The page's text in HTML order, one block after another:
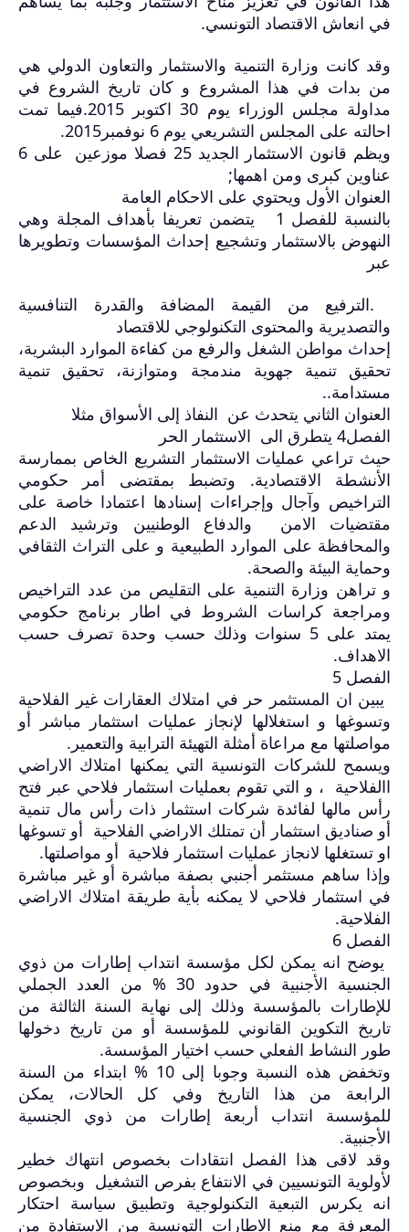
في انعاش الاقتصاد التونسي.
وقد كانت وزارة التنمية والاستثمار والتعاون الدولي هي
من بدات في هذا المشروع و كان تاريخ الشروع في
مداولة مجلس الوزراء يوم 30 اكتوبر 2015.فيما تمت
احالته على المجلس التشريعي يوم 6 نوفمبر2015
.
ويظم قانون الاستثمار الجديد 25 فصلا موزعين على 6
عناوين كبرى ومن اهمها;
العنوان الأول ويحتوي على الاحكام العامة
بالنسبة للفصل 1 يتضمن تعريفا بأهداف المجلة وهي
النهوض بالاستثمار وتشجيع إحداث المؤسسات وتطويرها
عبر
.الترفيع من القيمة المضافة والقدرة التنافسية
والتصديرية والمحتوى التكنولوجي للاقتصاد
إحداث مواطن الشغل والرفع من كفاءة الموارد البشرية،
تحقيق تنمية جهوية مندمجة ومتوازنة، تحقيق تنمية
مستدامة..
العنوان الثاني يتحدث عن النفاذ إلى الأسواق مثلا
الفصل4 يتطرق الى الاستثمار الحر
حيث تراعي عمليات الاستثمار التشريع الخاص بممارسة
الأنشطة الاقتصادية. وتضبط بمقتضى أمر حكومي
التراخيص وآجال وإجراءات إسنادها اعتمادا خاصة على
مقتضيات الامن والدفاع الوطنيين وترشيد الدعم
والمحافظة على الموارد الطبيعية و على التراث الثقافي
وحماية البيئة والصحة.
و تراهن وزارة التنمية على التقليص من عدد التراخيص
ومراجعة كراسات الشروط في اطار برنامج حكومي
يمتد على 5 سنوات وذلك حسب وحدة تصرف حسب
الاهداف.
الفصل 5
يبين ان المستثمر حر في امتلاك العقارات غير الفلاحية
وتسوغها و استغلالها لإنجاز عمليات استثمار مباشر أو
مواصلتها مع مراعاة أمثلة التهيئة الترابية والتعمير .
ويسمح للشركات التونسية التي يمكنها امتلاك الاراضي
االفلاحية ، و التي تقوم بعمليات استثمار فلاحي عبر فتح
رأس مالها لفائدة شركات استثمار ذات رأس مال تنمية
أو صناديق استثمار أن تمتلك الاراضي الفلاحية أو تسوغها
او تستغلها لانجاز عمليات استثمار فلاحية أو مواصلتها.
وإذا ساهم مستثمر أجنبي بصفة مباشرة أو غير مباشرة
في استثمار فلاحي لا يمكنه بأية طريقة امتلاك الاراضي
الفلاحية.
الفصل 6
يوضح انه يمكن لكل مؤسسة انتداب إطارات من ذوي
الجنسية الأجنبية في حدود 30 % من العدد الجملي
للإطارات بالمؤسسة وذلك إلى نهاية السنة الثالثة من
تاريخ التكوين القانوني للمؤسسة أو من تاريخ دخولها
طور النشاط الفعلي حسب اختيار المؤسسة.
وتخفض هذه النسبة وجوبا إلى 10 % ابتداء من السنة
الرابعة من هذا التاريخ وفي كل الحالات، يمكن
للمؤسسة انتداب أربعة إطارات من ذوي الجنسية
الأجنبية.
وقد لاقى هذا الفصل انتقادات بخصوص انتهاك خطير
لأولوية التونسيين في الانتفاع بفرص التشغيل وبخصوص
انه يكرس التبعية التكنولوجية وتطبيق سياسة احتكار
المعرفة مع منع الاطارات التونسية من الاستفادة من